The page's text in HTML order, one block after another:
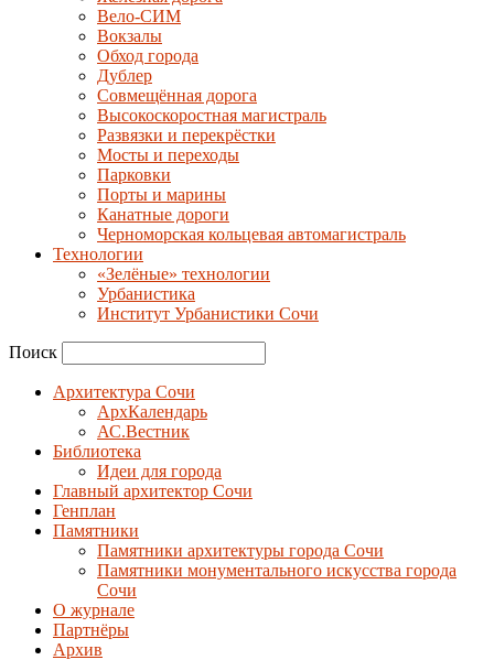
Вело-СИМ
Вокзалы
Обход города
Дублер
Совмещённая дорога
Высокоскоростная магистраль
Развязки и перекрёстки
Мосты и переходы
Парковки
Порты и марины
Канатные дороги
Черноморская кольцевая автомагистраль
Технологии
«Зелёные» технологии
Урбанистика
Институт Урбанистики Сочи
Поиск
Архитектура Сочи
АрхКалендарь
АС.Вестник
Библиотека
Идеи для города
Главный архитектор Сочи
Генплан
Памятники
Памятники архитектуры города Сочи
Памятники монументального искусства города
Сочи
О журнале
Партнёры
Архив